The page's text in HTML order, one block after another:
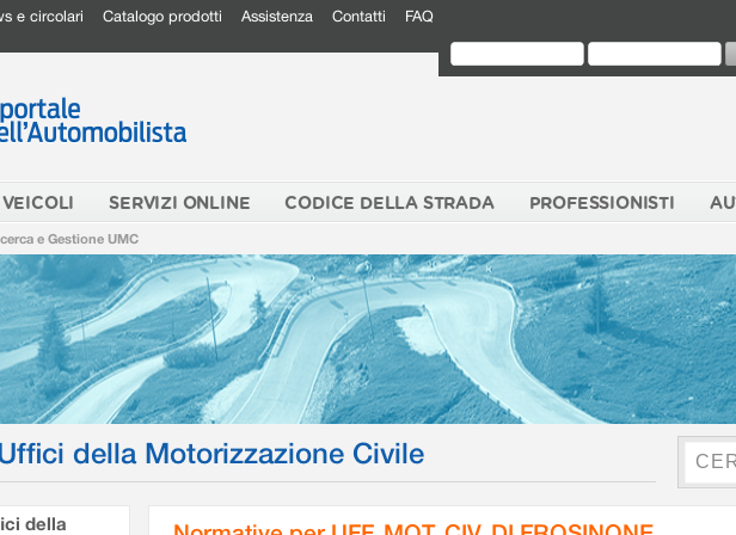
e circolari Catalogo prodotti Assistenza Contatti FAQ
VEICOLI SERVIZI ONLINE CODICE DELLA STRADA PROFESSIONISTI
e Gestione UMC
della Motorizzazione Civile
della